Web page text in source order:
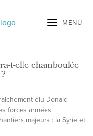
MENU
t-elle chamboulée
élu Donald
forces armées
majeurs : la Syrie et